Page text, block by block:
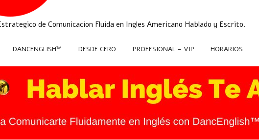
de Comunicacion Fluida en Ingles Americano Hablado y Escrito.
DANCENGLISH™ DESDE CERO PROFESIONAL – VIP HORARIOS